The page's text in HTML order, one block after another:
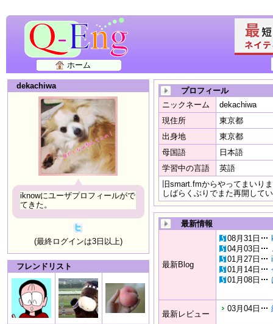
ホーム
dekachiwa
iknowにユーザプロフィールがで
てきた。
(最終ログインは3日以上)
フレンドリスト
プロフィール
ニックネーム
dekachiwa
現住所
東京都
出身地
東京都
母国語
日本語
学習中の言語
英語
旧smart.fmからやってまいり
しばらくぶりでまた再開して
最新情報
最新Blog
08月31日
04月03日
01月27日
01月14日
01月08日
最新レビュー
03月04日